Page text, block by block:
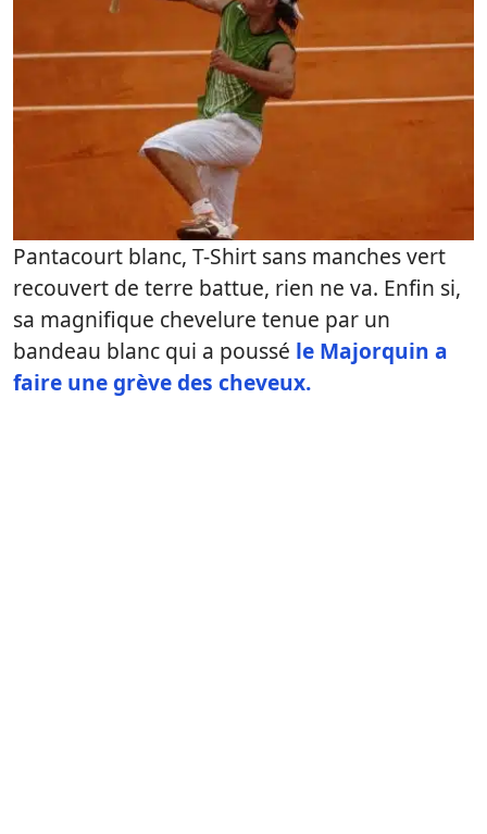
Pantacourt blanc, T-Shirt sans manches vert
recouvert de terre battue, rien ne va. Enfin si,
sa magnifique chevelure tenue par un
bandeau blanc qui a poussé le Majorquin a
faire une grève des cheveux.